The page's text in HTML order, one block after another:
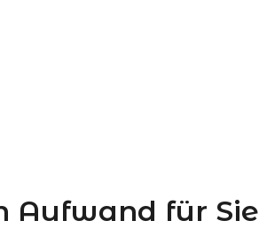
Aufwand für Sie